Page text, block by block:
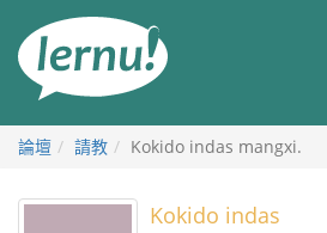
論壇 請教 Kokido indas mangxi.
Kokido indas